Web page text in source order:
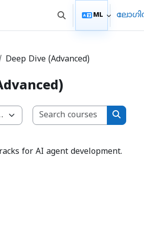
Toggle search input
ML
Deep Dive (Advanced)
Search
for AI agent development.